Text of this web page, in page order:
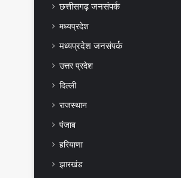
छत्तीसगढ़ जनसंपर्क
मध्यप्रदेश
मध्यप्रदेश जनसंपर्क
उत्तर प्रदेश
दिल्ली
राजस्थान
पंजाब
हरियाणा
झारखंड